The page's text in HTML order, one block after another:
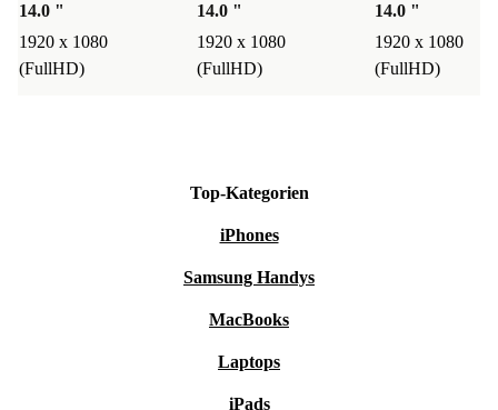
14.0 "
1920 x 1080
(FullHD)
14.0 "
1920 x 1080
(FullHD)
14.0 "
1920 x 1080
(FullHD)
Top-Kategorien
iPhones
Samsung Handys
MacBooks
Laptops
iPads